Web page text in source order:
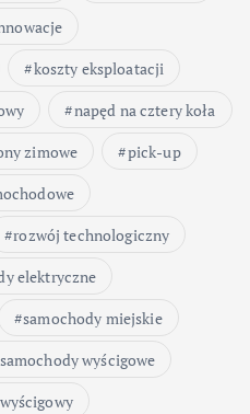
koszty eksploatacji
napęd na cztery koła
zimowe
pick-up
rozwój technologiczny
elektryczne
samochody miejskie
samochody wyścigowe